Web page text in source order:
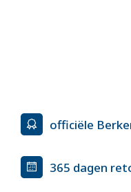
officiële
365 dagen